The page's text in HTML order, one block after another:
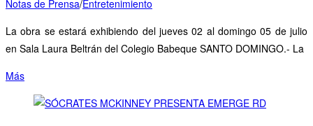
Notas de Prensa/Entretenimiento
La obra se estará exhibiendo del jueves 02 al domingo 05 de julio
en Sala Laura Beltrán del Colegio Babeque SANTO DOMINGO.- La
Más